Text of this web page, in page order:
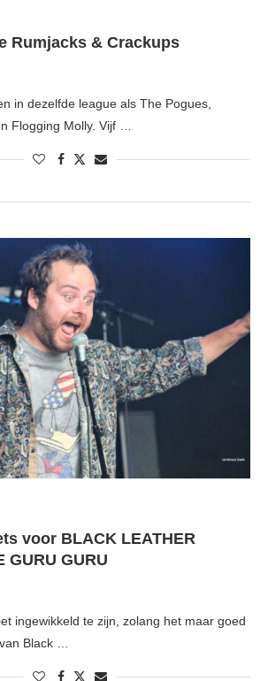
Rumjacks & Crackups
in dezelfde league als The Pogues,
Flogging Molly. Vijf …
voor BLACK LEATHER
GURU GURU
ingewikkeld te zijn, zolang het maar goed
Black …